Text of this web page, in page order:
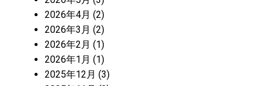
2026年4月 (2)
2026年3月 (2)
2026年2月 (1)
2026年1月 (1)
2025年12月 (3)